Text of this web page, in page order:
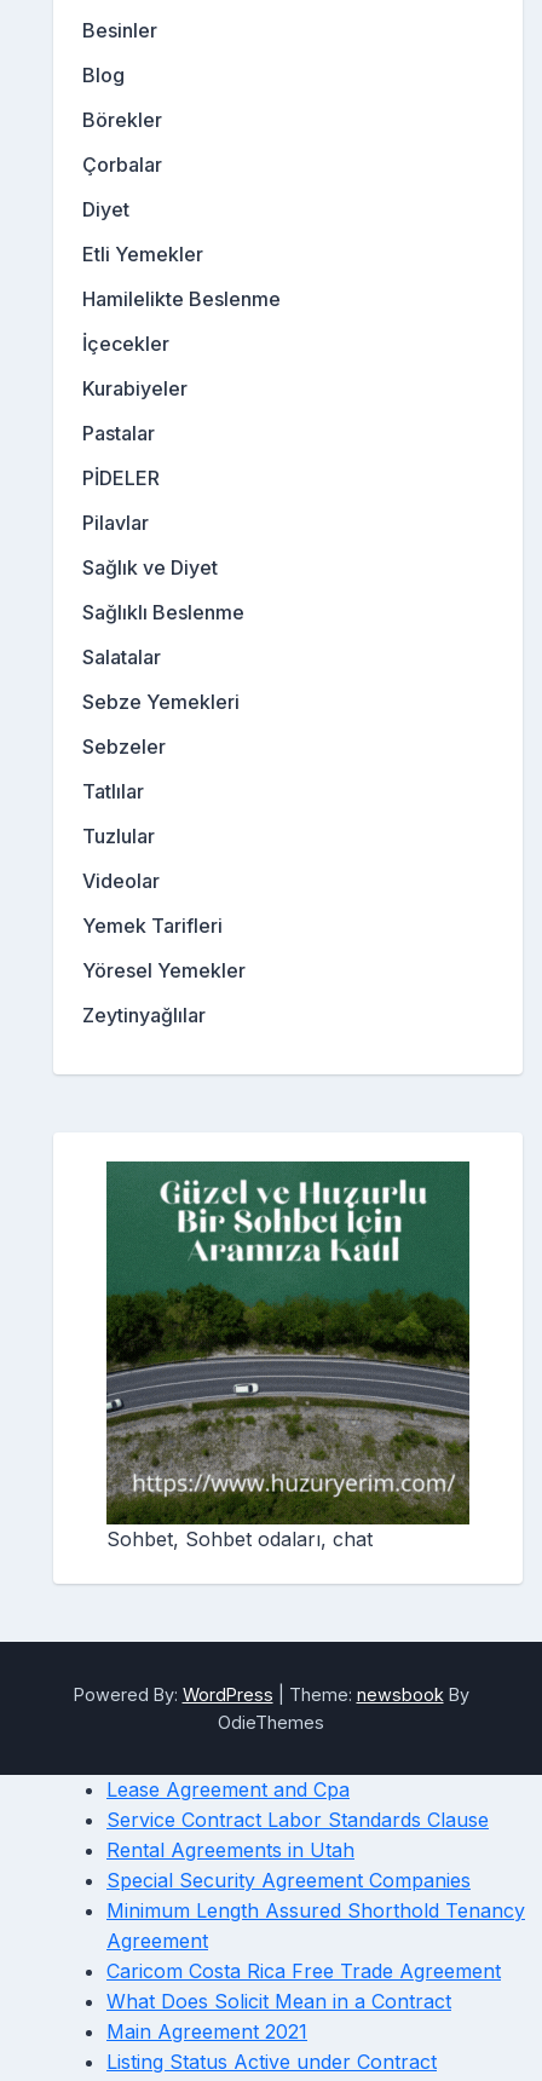
Besinler
Blog
Börekler
Çorbalar
Diyet
Etli Yemekler
Hamilelikte Beslenme
İçecekler
Kurabiyeler
Pastalar
PİDELER
Pilavlar
Sağlık ve Diyet
Sağlıklı Beslenme
Salatalar
Sebze Yemekleri
Sebzeler
Tatlılar
Tuzlular
Videolar
Yemek Tarifleri
Yöresel Yemekler
Zeytinyağlılar
Sohbet, Sohbet odaları, chat
Powered By: WordPress Theme: newsbook By
OdieThemes
Lease Agreement and Cpa
Service Contract Labor Standards Clause
Rental Agreements in Utah
Special Security Agreement Companies
Minimum Length Assured Shorthold Tenancy
Agreement
Caricom Costa Rica Free Trade Agreement
What Does Solicit Mean in a Contract
Main Agreement 2021
Listing Status Active under Contract